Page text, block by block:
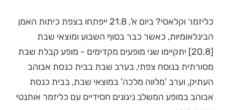
כליזמר וקלאסי? ביום א', 21.8 ייפתחו בצפת כיתות האמן
הבינלאומיות, כאשר כבר בסוף השבוע ומוצאי שבת
[20.8] יתקיימו שני מופעים מקדימים - מופע קבלת שבת
מסורתית בנוסח צפתי, בערב שבת בבית כנסת אבוהב
העתיק, וערב 'מלווה מלכה' במוצאי שבת, בבית כנסת
אבוהב במופע המשלב ניגונים חסידיים עם כליזמר אותנטי